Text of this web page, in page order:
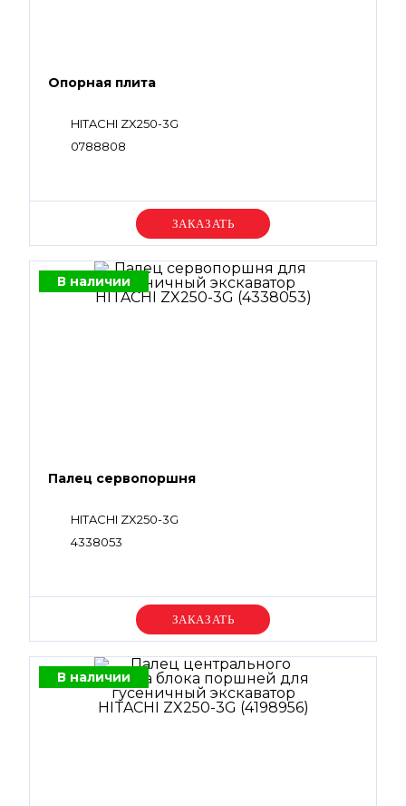
Опорная плита
HITACHI ZX250-3G
0788808
Уточняйте цену
В наличии
Палец сервопоршня
HITACHI ZX250-3G
4338053
Уточняйте цену
В наличии